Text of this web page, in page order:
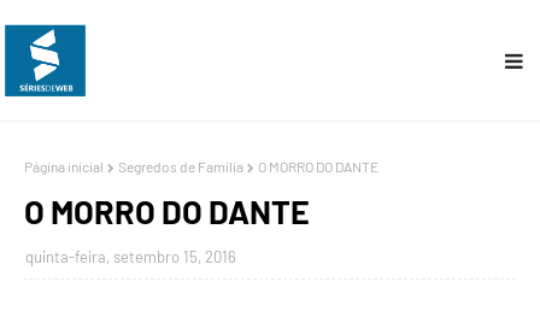
Página inicial Segredos de Família O MORRO DO DANTE
O MORRO DO DANTE
quinta-feira, setembro 15, 2016